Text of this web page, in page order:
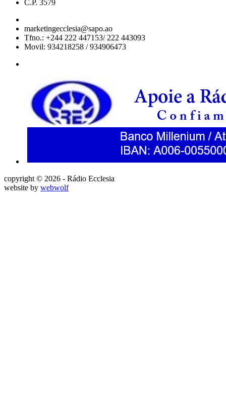
C.P. 3579
marketingecclesia@sapo.ao
Tfno.: +244 222 447153/ 222 443093
Movil: 934218258 / 934906473
copyright © 2026 - Rádio Ecclesia
website by webwolf